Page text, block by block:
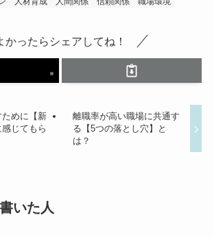
かったらシェアしてね！
めに【新
じてもら
離職率が高い職場に共通す
る【5つの落とし穴】と
は？
いた人